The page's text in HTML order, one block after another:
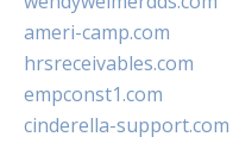
ameri-camp.com
hrsreceivables.com
empconst1.com
cinderella-support.com